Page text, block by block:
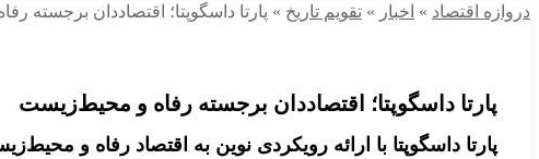
دروازه اقتصاد » اخبار » تقویم تاریخ » پارتا داسگوپتا؛ اقتصاددان برجسته
پارتا داسگوپتا؛ اقتصاددان برجسته رفاه و محیط‌زیست
پارتا داسگوپتا با ارائه رویکردی نوین به اقتصاد رفاه و